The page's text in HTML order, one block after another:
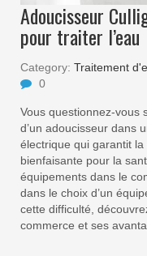
Adoucisseur
pour traiter l’eau
Category: Traitement
0
Vous questionnez-vous
d’un adoucisseur dans
électrique qui garantit la
bienfaisante pour la
équipements dans le
dans le choix d’un
cette difficulté,
commerce et ses